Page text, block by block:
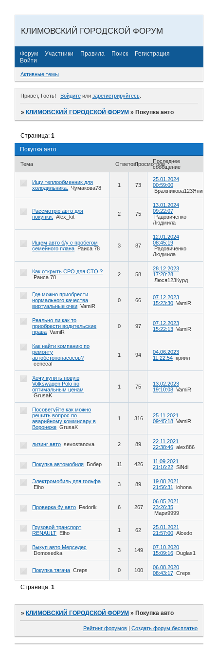
КЛИМОВСКИЙ ГОРОДСКОЙ ФОРУМ
Форум Участники Правила Поиск
Регистрация
Войти
Активные темы
Привет, Гость! Войдитеили зарегистрируйтесь.
»КЛИМОВСКИЙ ГОРОДСКОЙ ФОРУМ »Покупка авто
Покупка авто
Страница:1
Тема ОтветовПросмотровПоследнее
сообщение
Ищу теплообменник для
холодильника.
Чумакова78 1 73
25.01.2024
00:59:00
Бражникова123Яника
Рассмотрю авто для
покупки.
Alex_kit 2 75
13.01.2024
09:22:07
Радовиченко
Людмила
Ищем авто б/у с пробегом
семейного плана
Раиса 78 3 87
12.01.2024
08:45:19
Радовиченко
Людмила
Как открыть СРО для СТО ?
Раиса 78
2 58
28.12.2023
17:20:28
Люся123Курд
Где можно приобрести
нормального качества
виртуальные очки VamiR
0 66
07.12.2023
15:23:30 VamiR
Реально ли как то
приобрести водительские
права VamiR
0 97
07.12.2023
15:22:13 VamiR
Как найти компанию по
ремонту
автобетононасосов?
cenecaf
1 94
04.06.2023
11:22:54 криил
Хочу купить новую
Volkswagen Polo по
оптимальным ценам
GrusaK
1 75
13.02.2023
19:10:08 VamiR
Посоветуйте как можно
решить вопрос по
аварийному коммисару в
Воронеже GrusaK
1 316
25.11.2021
09:45:18 VamiR
лизинг авто sevostanova 2 89
22.11.2021
22:38:46 alex886
Покупка автомобиля Бобер 11 426
11.09.2021
21:16:22 SiNdi
Электромобиль для гольфа
Elho
3 89
19.08.2021
21:56:31
lohona
Проверка бу авто Fedorik 6 267
06.05.2021
23:26:35
Мари9999
Грузовой транспорт
RENAULT
Elho 1 62
25.01.2021
21:57:00 Alcedo
Выкуп авто Мерседес
Domosedka
3 149
07.10.2020
15:09:16
Duglas1
Покупка тягача Creps 0 100
06.08.2020
08:43:17 Creps
Страница:1
»КЛИМОВСКИЙ ГОРОДСКОЙ ФОРУМ »Покупка авто
Рейтинг форумов Создать форум бесплатно